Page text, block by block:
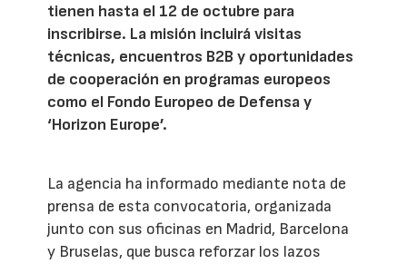
tienen hasta el 12 de octubre para
inscribirse. La misión incluirá visitas
técnicas, encuentros B2B y oportunidades
de cooperación en programas europeos
como el Fondo Europeo de Defensa y
‘Horizon Europe’.
La agencia ha informado mediante nota de
prensa de esta convocatoria, organizada
junto con sus oficinas en Madrid, Barcelona
y Bruselas, que busca reforzar los lazos